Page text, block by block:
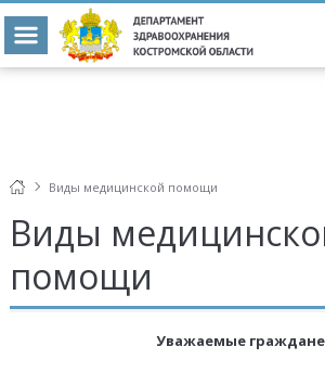
Виды медицинской помощи
Виды
помощи
Уважаемые